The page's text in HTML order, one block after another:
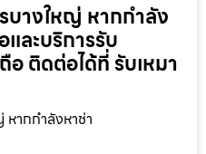
บางใหญ่ หากกำลัง
ละบริการรับ
ติดต่อได้ที่ รับเหมา
ากกำลังหาช่า